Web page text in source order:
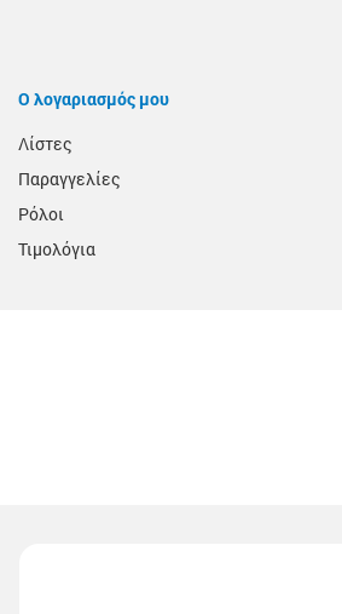
Ο λογαριασμός μου
Λίστες
Παραγγελίες
Ρόλοι
Τιμολόγια